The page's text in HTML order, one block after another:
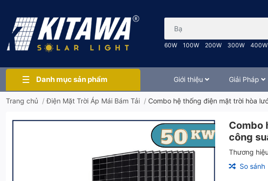
60W 100W 200W 300W 400W
Danh mục sản phẩm Giới thiệu Giải Pháp
Trang chủ /Điện Mặt Trời Áp Mái Bám Tải / Combo hệ thống điện mặt trời hòa
Combo
công
Thương
So sánh